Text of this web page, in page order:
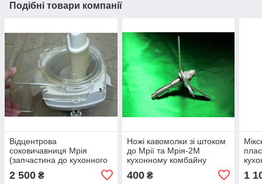
Подібні товари компанії
Відцентрова
соковичавниця Мрія
(запчастина до кухонного
2 500 ₴
Ножі кавомолки зі штоком
до Мрії та Мрія-2М
кухонному комбайну
400₴ 1